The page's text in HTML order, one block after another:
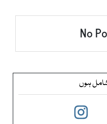
No
ہوں